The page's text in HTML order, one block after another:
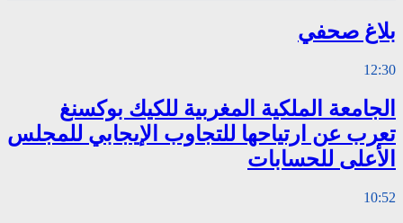
بلاغ صحفي
12:30
الجامعة الملكية المغربية للكيك بوكسنغ
تعرب عن ارتياحها للتجاوب الإيجابي للمجلس
الأعلى للحسابات
10:52